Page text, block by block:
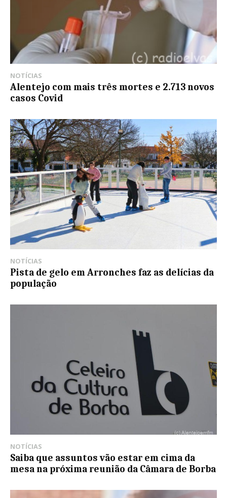
NOTÍCIAS
Alentejo com mais três mortes e 2.713 novos
casos Covid
NOTÍCIAS
Pista de gelo em Arronches faz as delícias da
população
NOTÍCIAS
Saiba que assuntos vão estar em cima da
mesa na próxima reunião da Câmara de Borba